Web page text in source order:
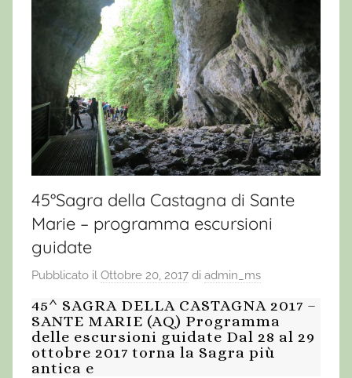
45°Sagra della Castagna di Sante
Marie – programma escursioni
guidate
Pubblicato il Ottobre 20, 2017 di admin_ms
45^ SAGRA DELLA CASTAGNA 2017 –
SANTE MARIE (AQ) Programma
delle escursioni guidate Dal 28 al 29
ottobre 2017 torna la Sagra più
antica e